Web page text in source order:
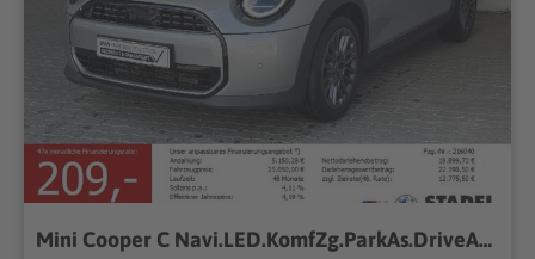
Mini Cooper C Navi.LED.KomfZg.ParkAs.DriveAs.Lr-Hz